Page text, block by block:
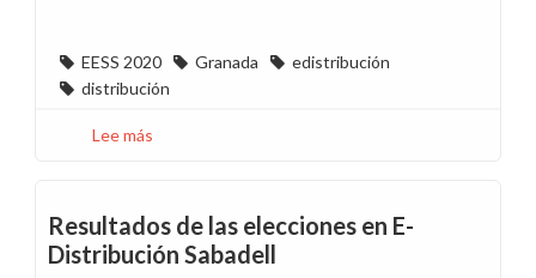
EESS 2020 Granada
edistribución
distribución
Lee más
5
a
Resultados de las elecciones en E-
Distribución Sabadell